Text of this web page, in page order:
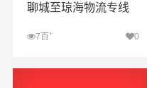
聊城至琼海物流专线
7百+ 0
查看详细